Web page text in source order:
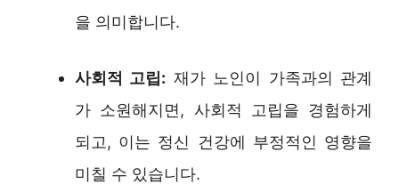
을 의미합니다.
사회적 고립: 재가 노인이 가족과의 관계
가 소원해지면, 사회적 고립을 경험하게
되고, 이는 정신 건강에 부정적인 영향을
미칠 수 있습니다.